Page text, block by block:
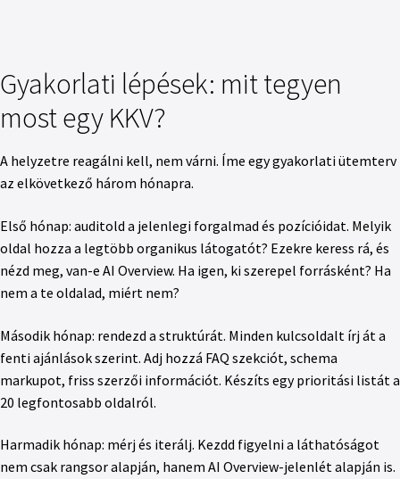
Gyakorlati lépések: mit tegyen
most egy KKV?
A helyzetre reagálni kell, nem várni. Íme egy gyakorlati ütemterv
az elkövetkező három hónapra.
Első hónap: auditold a jelenlegi forgalmad és pozícióidat. Melyik
oldal hozza a legtöbb organikus látogatót? Ezekre keress rá, és
nézd meg, van-e AI Overview. Ha igen, ki szerepel forrásként? Ha
nem a te oldalad, miért nem?
Második hónap: rendezd a struktúrát. Minden kulcsoldalt írj át a
fenti ajánlások szerint. Adj hozzá FAQ szekciót, schema
markupot, friss szerzői információt. Készíts egy prioritási listát a
20 legfontosabb oldalról.
Harmadik hónap: mérj és iterálj. Kezdd figyelni a láthatóságot
nem csak rangsor alapján, hanem AI Overview-jelenlét alapján is.